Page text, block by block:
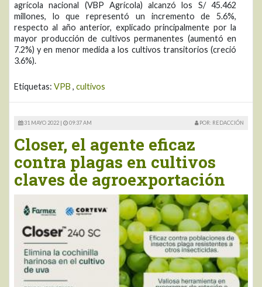
agrícola nacional (VBP Agrícola) alcanzó los S/ 45.462
millones, lo que representó un incremento de 5.6%,
respecto al año anterior, explicado principalmente por la
mayor producción de cultivos permanentes (aumentó en
7.2%) y en menor medida a los cultivos transitorios (creció
3.6%).
Etiquetas: VPB , cultivos
31 MAYO 2022 | 09:37 AM POR: REDACCIÓN
Closer, el agente eficaz
contra plagas en cultivos
claves de agroexportación